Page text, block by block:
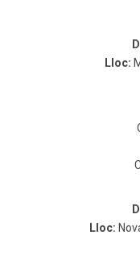
Lloc:
Lloc: